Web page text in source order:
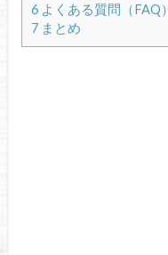
6よくある質問（FAQ）
7まとめ